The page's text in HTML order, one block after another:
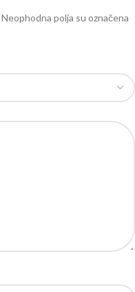
Neophodna polja su označena